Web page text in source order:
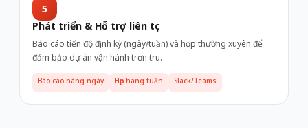
5
Phát triển & Hỗ trợ liên tục
Báo cáo tiến độ định kỳ (ngày/tuần) và họp thường xuyên để
đảm bảo dự án vận hành trơn tru.
Báo cáo hàng ngày Họp hàng tuần Slack/Teams